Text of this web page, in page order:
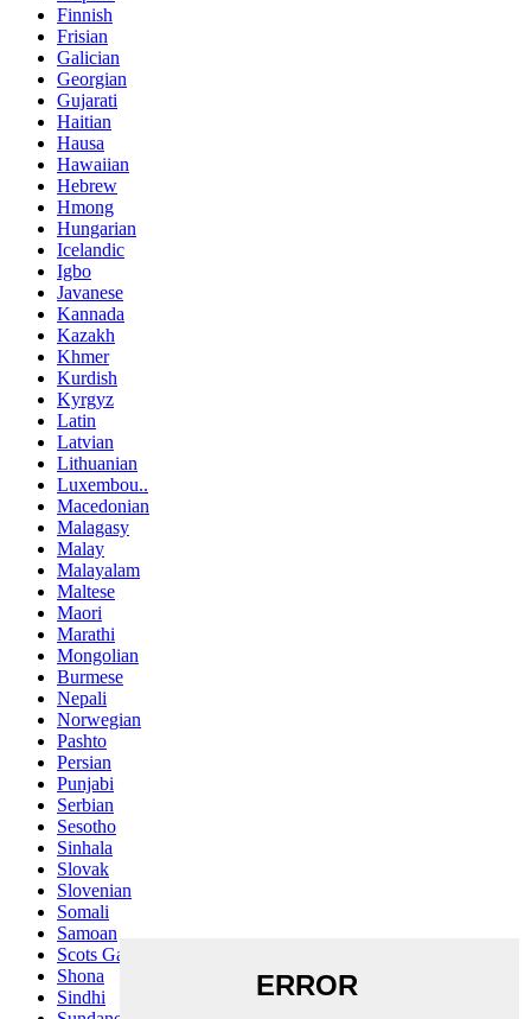
Finnish
Frisian
Galician
Georgian
Gujarati
Haitian
Hausa
Hawaiian
Hebrew
Hmong
Hungarian
Icelandic
Igbo
Javanese
Kannada
Kazakh
Khmer
Kurdish
Kyrgyz
Latin
Latvian
Lithuanian
Luxembou..
Macedonian
Malagasy
Malay
Malayalam
Maltese
Maori
Marathi
Mongolian
Burmese
Nepali
Norwegian
Pashto
Persian
Punjabi
Serbian
Sesotho
Sinhala
Slovak
Slovenian
Somali
Samoan
Scots Gaelic
Shona
Sindhi